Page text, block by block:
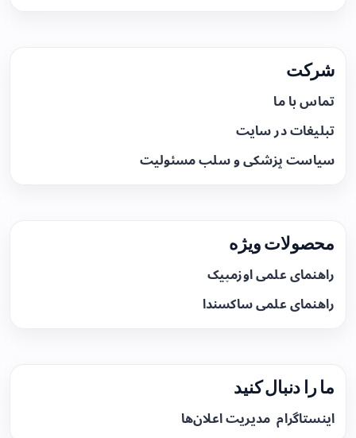
شرکت
تماس با ما
تبلیغات در سایت
سیاست پزشکی و سلب مسئولیت
محصولات ویژه
راهنمای علمی اوزمپیک
راهنمای علمی ساکسندا
ما را دنبال کنید
اینستاگرام مدیریت اعلان‌ها